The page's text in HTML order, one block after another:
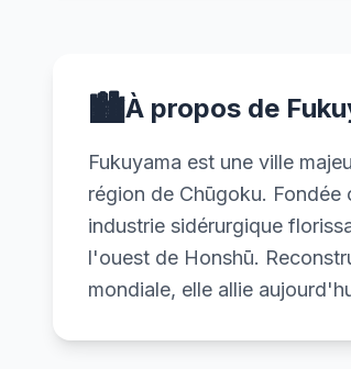
🏙️À propos de
Fukuyama est une ville
région de Chūgoku. Fondée
industrie sidérurgique
l'ouest de Honshū.
mondiale, elle allie